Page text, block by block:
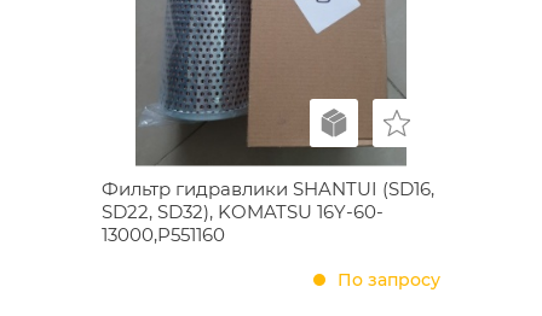
Фильтр гидравлики SHANTUI (SD16,
SD22, SD32), KOMATSU 16Y-60-
13000,P551160
По запросу